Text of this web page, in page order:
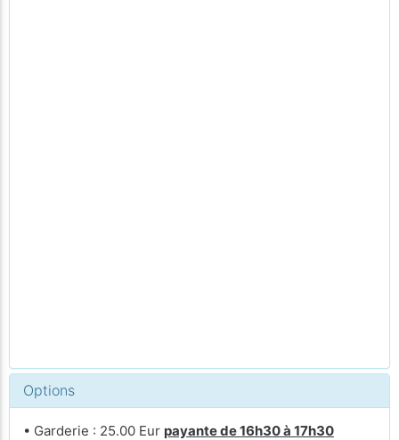
Options
• Garderie : 25.00 Eur payante de 16h30 à 17h30